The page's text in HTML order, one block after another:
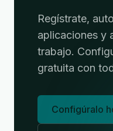
Regístrate,
aplicaciones y
trabajo.
gratuita con
Configúralo